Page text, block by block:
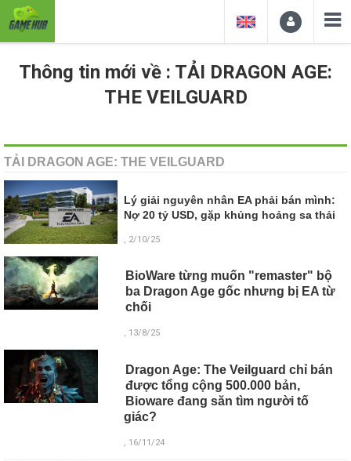
Thông tin mới về : TẢI DRAGON AGE:
THE VEILGUARD
TẢI DRAGON AGE: THE VEILGUARD
Lý giải nguyên nhân EA phải bán mình:
Nợ 20 tỷ USD, gặp khủng hoảng sa thải
, 2/10/25
BioWare từng muốn "remaster" bộ
ba Dragon Age gốc nhưng bị EA từ
chối
, 13/8/25
Dragon Age: The Veilguard chỉ bán
được tổng cộng 500.000 bản,
Bioware đang săn tìm người tố
giác?
, 16/11/24